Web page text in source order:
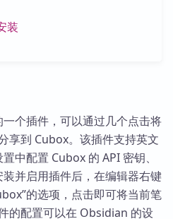
装
个插件，可以通过几个点击将
享到 Cubox。该插件支持英文
中配置 Cubox 的 API 密钥、
并启用插件后，在编辑器右键
的选项，点击即可将当前笔
的配置可以在 Obsidian 的设